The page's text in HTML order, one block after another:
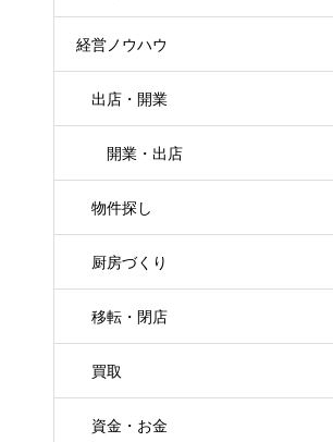
経営ノウハウ
出店・開業
開業・出店
物件探し
厨房づくり
移転・閉店
買取
資金・お金